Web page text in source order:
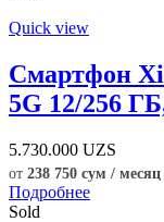
Quick view
Смартфон
5G 12/256
5.730.000 UZS
от 238 750 сум / месяц
Подробнее
Sold